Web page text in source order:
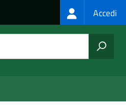
Login
menu
Accedi